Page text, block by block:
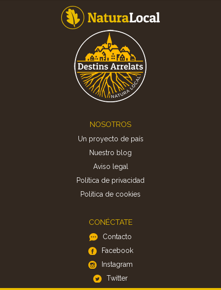
NOSOTROS
Un proyecto de país
Nuestro blog
Aviso legal
Política de privacidad
Politica de cookies
CONÉCTATE
Contacto
Facebook
Instagram
Twitter